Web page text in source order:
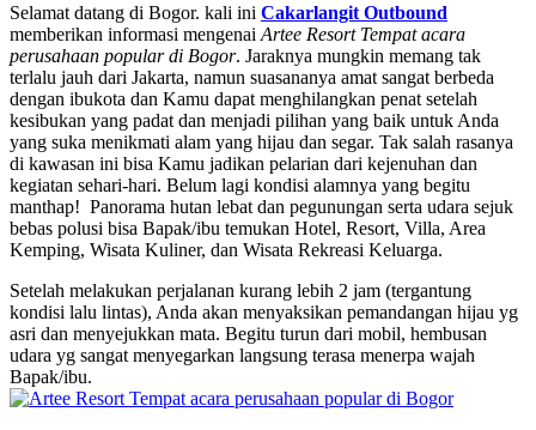
Selamat datang di Bogor. kali ini Cakarlangit Outbound
memberikan informasi mengenai Artee Resort Tempat acara
perusahaan popular di Bogor. Jaraknya mungkin memang tak
terlalu jauh dari Jakarta, namun suasananya amat sangat berbeda
dengan ibukota dan Kamu dapat menghilangkan penat setelah
kesibukan yang padat dan menjadi pilihan yang baik untuk Anda
yang suka menikmati alam yang hijau dan segar. Tak salah rasanya
di kawasan ini bisa Kamu jadikan pelarian dari kejenuhan dan
kegiatan sehari-hari. Belum lagi kondisi alamnya yang begitu
manthap! Panorama hutan lebat dan pegunungan serta udara sejuk
bebas polusi bisa Bapak/ibu temukan Hotel, Resort, Villa, Area
Kemping, Wisata Kuliner, dan Wisata Rekreasi Keluarga.
Setelah melakukan perjalanan kurang lebih 2 jam (tergantung
kondisi lalu lintas), Anda akan menyaksikan pemandangan hijau yg
asri dan menyejukkan mata. Begitu turun dari mobil, hembusan
udara yg sangat menyegarkan langsung terasa menerpa wajah
Bapak/ibu.